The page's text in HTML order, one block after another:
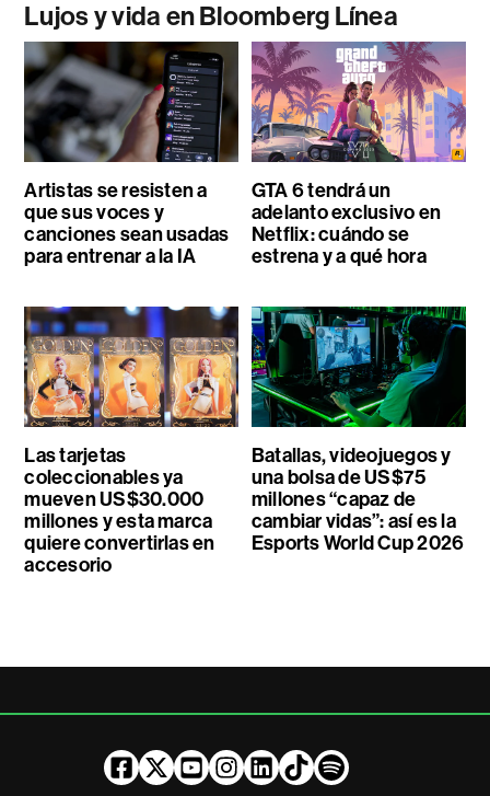
Lujos y vida en Bloomberg Línea
Artistas se resisten a
que sus voces y
canciones sean usadas
para entrenar a la IA
GTA 6 tendrá un
adelanto exclusivo en
Netflix: cuándo se
estrena y a qué hora
Las tarjetas
coleccionables ya
mueven US$30.000
millones y esta marca
quiere convertirlas en
accesorio
Batallas, videojuegos y
una bolsa de US$75
millones “capaz de
cambiar vidas”: así es la
Esports World Cup 2026